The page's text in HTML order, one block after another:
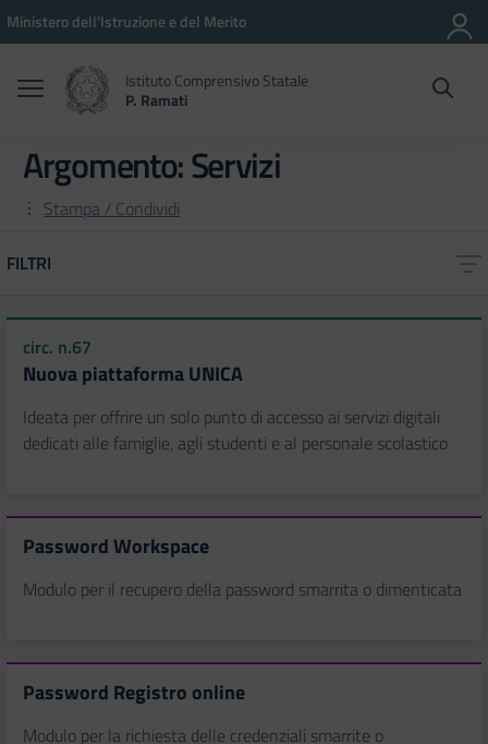
Vai ai contenuti
Vai al menu di navigazione
Vai al footer
Ministero dell'Istruzione e del Merito
Istituto Comprensivo Statale
P. Ramati
Argomento: Servizi
Stampa / Condividi
FILTRI
circ. n.67
Nuova piattaforma UNICA
Ideata per offrire un solo punto di accesso ai servizi digitali
dedicati alle famiglie, agli studenti e al personale scolastico
Password Workspace
Modulo per il recupero della password smarrita o dimenticata
Password Registro online
Modulo per la richiesta delle credenziali smarrite o